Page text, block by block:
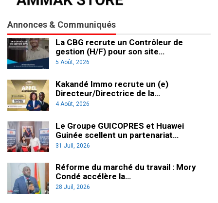
Annonces & Communiqués
La CBG recrute un Contrôleur de
gestion (H/F) pour son site…
5 Août, 2026
Kakandé Immo recrute un (e)
Directeur/Directrice de la…
4 Août, 2026
Le Groupe GUICOPRES et Huawei
Guinée scellent un partenariat…
31 Juil, 2026
Réforme du marché du travail : Mory
Condé accélère la…
28 Juil, 2026